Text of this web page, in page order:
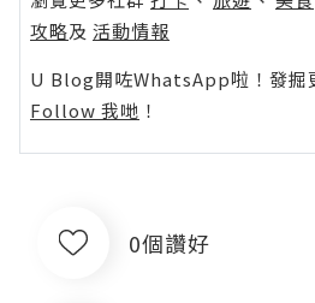
攻略及 活動情報
U Blog開咗WhatsApp啦！發掘
Follow 我哋 ！
0個讚好